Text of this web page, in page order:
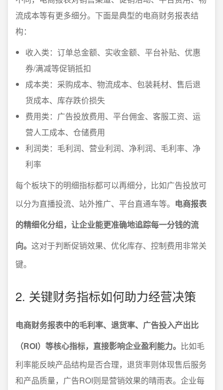
流成本等有更多细分。下面是典型的电商财务报表结
构：
收入类：订单总金额、实收金额、平台补贴、优惠
券/满减等促销抵扣
成本类：采购成本、物流成本、包装耗材、售后退
货成本、库存跌价损失
费用类：广告投放费用、平台佣金、客服工资、运
营人工成本、仓储费用
利润类：毛利润、营业利润、净利润、毛利率、净
利率
每个板块下的明细指标都可以再细分，比如广告投放可
以分为直播投流、站外推广、平台直通车等。 电商报表
的精细化分组，让企业能更准确地追踪每一分钱的流
向。 这对于判断促销效果、优化库存、控制费用非常关
键。
2. 关键财务指标如何助力经营决策
电商财务报表中的毛利率、退货率、广告投入产出比
（ROI）等核心指标，直接影响企业盈利能力。 比如毛
利率能反映产品结构是否合理，退货率则体现售后服务
和产品质量，广告ROI则是营销效果的晴雨表。企业每